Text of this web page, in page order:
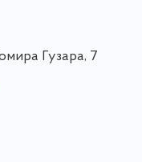
Гузара, 7